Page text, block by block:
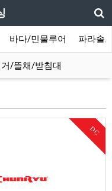
바다/민물루어 파라솔/
/뜰채/받침대
DC